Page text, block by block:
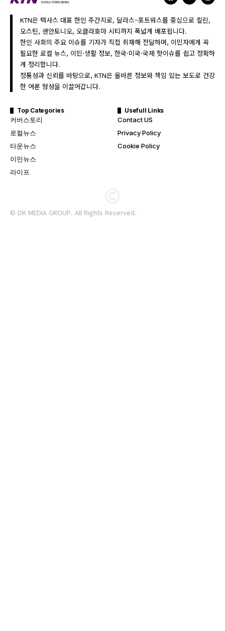
KTN은 텍사스 대표 한인 주간지로, 달라스–포트워스를 중심으로 킬린,
오스틴, 샌안토니오, 오클라호마 시티까지 폭넓게 배포됩니다.
한인 사회의 주요 이슈를 기자가 직접 취재해 전달하며, 이민자에게 꼭
필요한 로컬 뉴스, 이민·생활 정보, 한국·미국·국제 핫이슈를 쉽고 정확하
게 정리합니다.
정통성과 신뢰를 바탕으로, KTN은 올바른 정보와 책임 있는 보도로 건강
한 여론 형성을 이끌어갑니다.
Top Categories
커버스토리
로컬뉴스
타운뉴스
이민뉴스
라이프
Usefull Links
Contact US
Privacy Policy
Cookie Policy
© DK MEDIA GROUP. All Rights Reserved.